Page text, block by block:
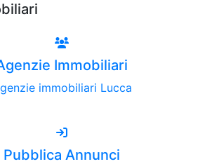
Immobiliari
immobiliari Lucca
Pubblica Annunci